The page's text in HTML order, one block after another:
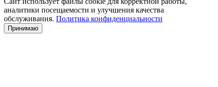
аналитики посещаемости и улучшения качества
обслуживания. Политика конфиденциальности
Принимаю